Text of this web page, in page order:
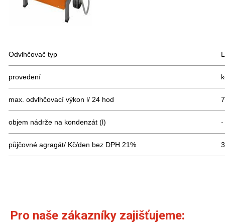
Odvlhčovač typ
provedení
max. odvlhčovací výkon l/ 24 hod
objem nádrže na kondenzát (l) -
půjčovné agragát/ Kč/den bez DPH 21%
Pro naše zákazníky zajišťujeme: